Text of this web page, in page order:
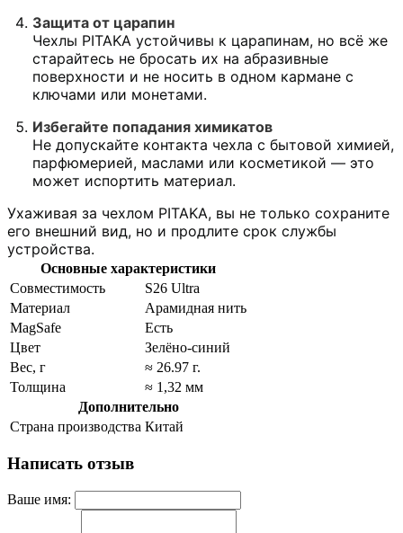
Защита от царапин
Чехлы PITAKA устойчивы к царапинам, но всё же
старайтесь не бросать их на абразивные
поверхности и не носить в одном кармане с
ключами или монетами.
Избегайте попадания химикатов
Не допускайте контакта чехла с бытовой химией,
парфюмерией, маслами или косметикой — это
может испортить материал.
Ухаживая за чехлом PITAKA, вы не только сохраните
его внешний вид, но и продлите срок службы
устройства.
Основные характеристики
Совместимость
S26 Ultra
Материал
Арамидная нить
MagSafe
Есть
Цвет
Зелёно-синий
Вес, г
≈ 26.97 г.
Толщина
≈ 1,32 мм
Дополнительно
Страна производства Китай
Написать отзыв
Ваше имя: